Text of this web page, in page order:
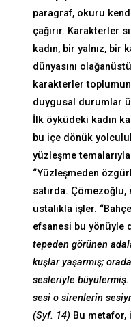
paragraf, okuru
çağırır. Karakterler
kadın, bir yalnız, bir
dünyasını
karakterler
duygusal durumlar
İlk öyküdeki kadın
bu içe dönük
yüzleşme
“Yüzleşmeden
satırda.
ustalıkla işler.
efsanesi bu yönüyle
tepeden görünen
kuşlar yaşarmış;
sesleriyle büyülermiş.
sesi o sirenlerin
(Syf. 14) Bu metafor,